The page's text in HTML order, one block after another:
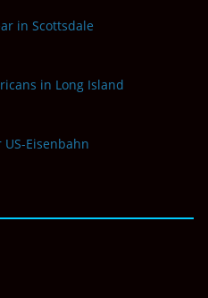
in Scottsdale
in Long Island
Eisenbahn